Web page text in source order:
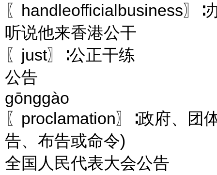
〖handleofficialbusiness〗∶
听说他来香港公干
〖just〗∶公正干练
公告
gōnggào
〖proclamation〗∶政府、团
告、布告或命令)
全国人民代表大会公告